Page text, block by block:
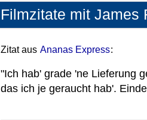
Filmzitate mit James
Zitat aus Ananas Express:
"Ich hab' grade 'ne Lieferung
das ich je geraucht hab'.